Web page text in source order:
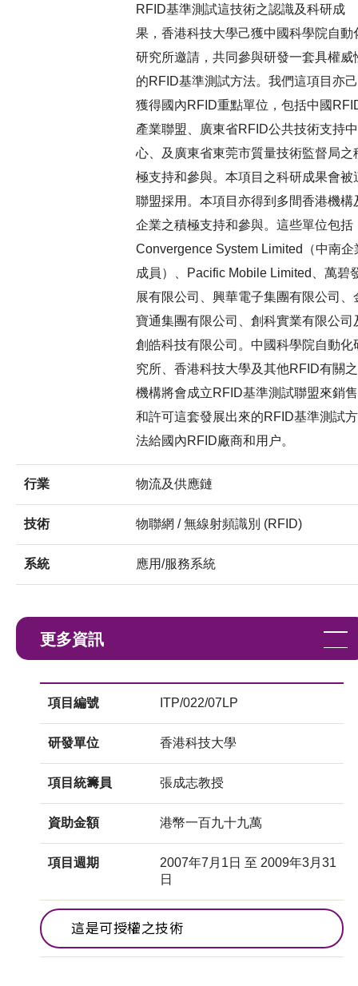
RFID基準測試這技術之認識及科研成
果，香港科技大學己獲中國科學院自動
研究所邀請，共同參與研發一套具權威
的RFID基準測試方法。我們這項目亦己
獲得國內RFID重點單位，包括中國
產業聯盟、廣東省RFID公共技術支持中
心、及廣東省東莞市質量技術監督局之
極支持和參與。本項目之科研成果會被
聯盟採用。本項目亦得到多間香港機構
企業之積極支持和參與。這些單位包括
Convergence System Limited（中南企
成員）、Pacific Mobile Limited、萬碧
展有限公司、興華電子集團有限公司、
寶通集團有限公司、創科實業有限公司
創皓科技有限公司。中國科學院自動化
究所、香港科技大學及其他RFID有關之
機構將會成立RFID基準測試聯盟來銷售
和許可這套發展出來的RFID基準測試方
法給國內RFID廠商和用户。
行業 物流及供應鏈
技術 物聯網 / 無線射頻識別 (RFID)
系統 應用/服務系統
更多資訊
項目編號 ITP/022/07LP
研發單位 香港科技大學
項目統籌員 張成志教授
資助金額 港幣一百九十九萬
項目週期
2007年7月1日 至 2009年3月31
日
這是可授權之技術